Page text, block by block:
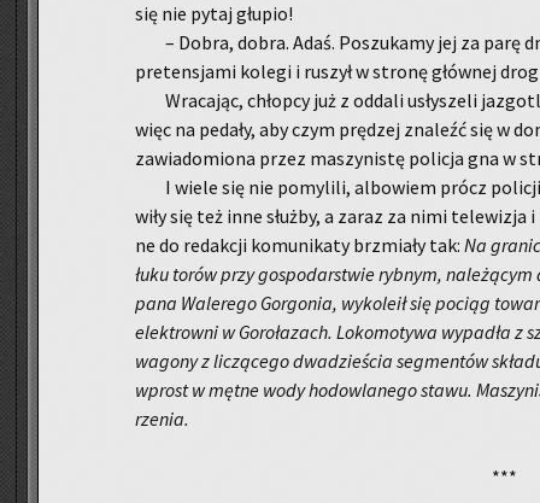
się nie pytaj głu­pio!
– Dobra, dobra. Adaś. Po­szu­ka­my jej za parę
pre­ten­sja­mi ko­le­gi i ru­szył w stro­nę głów­nej
Wra­ca­jąc, chłop­cy już z od­da­li usły­sze­li
więc na pe­da­ły, aby czym prę­dzej zna­leźć się w
za­wia­do­mio­na przez ma­szy­ni­stę po­li­cja gna w
I wiele się nie po­my­li­li, al­bo­wiem prócz
wi­ły się też inne służ­by, a zaraz za nimi
ne do re­dak­cji ko­mu­ni­ka­ty brzmia­ły tak: Na
łuku torów przy go­spo­dar­stwie ryb­nym,
pana Wa­le­re­go Gor­go­nia, wy­ko­le­ił się po­ciąg
elek­trow­ni w Go­ro­ła­zach. Lo­ko­mo­ty­wa wy­pa­dła z
wa­go­ny z li­czą­ce­go dwa­dzie­ścia seg­men­tów
wprost w mętne wody ho­dow­la­ne­go stawu.
rze­nia.
***